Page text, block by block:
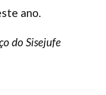
ano.
do Sisejufe